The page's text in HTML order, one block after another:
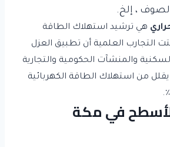
، إلخ.
هي ترشيد استهلاك الطاقة
التجارب العلمية أن تطبيق العزل
والمنشآت الحكومية والتجارية
من استهلاك الطاقة الكهربائية
في مكة